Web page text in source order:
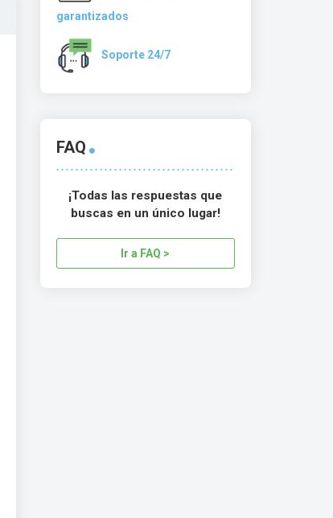
garantizados
Soporte 24/7
FAQ
¡Todas las respuestas que
buscas en un único lugar!
Ir a FAQ >